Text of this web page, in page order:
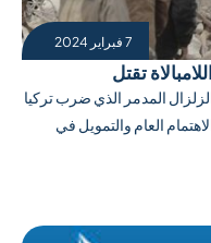
7 فبراير 2024
تقتل
عام على الزلزال المدمر الذي ضرب تركيا
شباط 2023، تضاءل الاهتمام العام والتمويل في